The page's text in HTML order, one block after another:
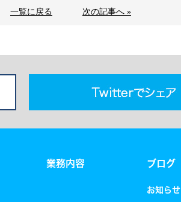
一覧に戻る 次の記事へ »
業務内容 ブログ
お知らせ